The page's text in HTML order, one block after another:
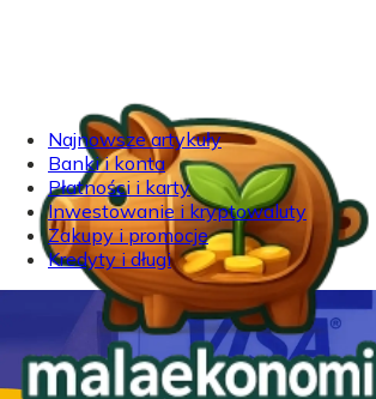
Najnowsze artykuły
Banki i konta
Płatności i karty
Inwestowanie i kryptowaluty
Zakupy i promocje
Kredyty i długi